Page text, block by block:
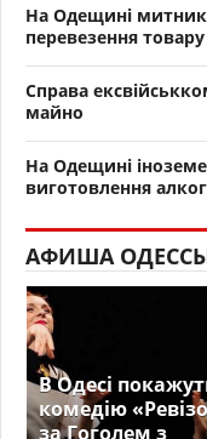
На Одещині
перевезення товару
Справа
майно
На Одещині
виготовлення
АФИША
В Одесі
комедію
за Гоголем з